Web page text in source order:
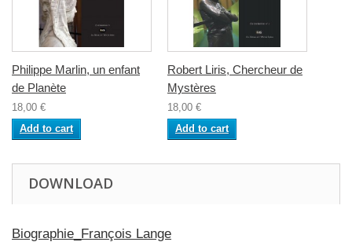
Philippe Marlin, un enfant
de Planète
18,00 €
Add to cart
Robert Liris, Chercheur de
Mystères
18,00 €
Add to cart
DOWNLOAD
Biographie_François Lange